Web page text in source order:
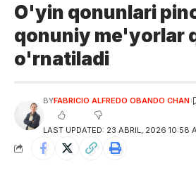
O'yin qonunlari
qonuniy me'yorlar
o'rnatiladi
LAST UPDATED: 23 ABRIL, 2026 10:58
BYFABRICIO ALFREDO OBANDO CHAN